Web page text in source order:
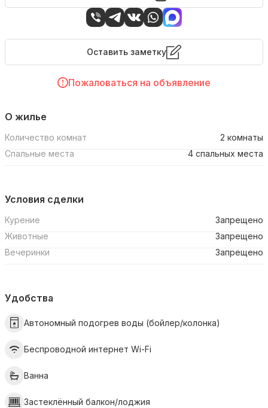
Оставить заметку
Пожаловаться на объявление
О жилье
Количество комнат
2 комнаты
Спальные места
4 спальных места
Условия сделки
Курение
Запрещено
Животные
Запрещено
Вечеринки
Запрещено
Удобства
Автономный подогрев воды (бойлер/колонка)
Беспроводной интернет Wi-Fi
Ванна
Застеклённый балкон/лоджия